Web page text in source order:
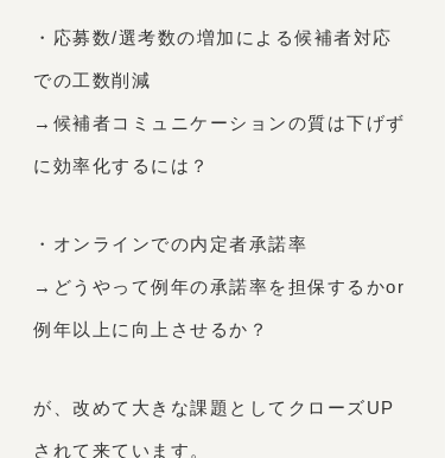
・応募数/選考数の増加による候補者対応
での工数削減
→候補者コミュニケーションの質は下げず
に効率化するには？
・オンラインでの内定者承諾率
→どうやって例年の承諾率を担保するかor
例年以上に向上させるか？
が、改めて大きな課題としてクローズUP
されて来ています。